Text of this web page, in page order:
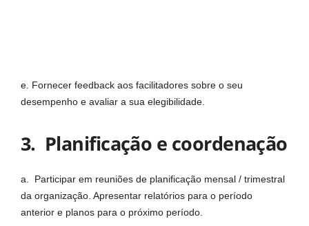
e. Fornecer feedback aos facilitadores sobre o seu
desempenho e avaliar a sua elegibilidade.
3. Planificação e coordenação
a. Participar em reuniões de planificação mensal / trimestral
da organização. Apresentar relatórios para o período
anterior e planos para o próximo período.